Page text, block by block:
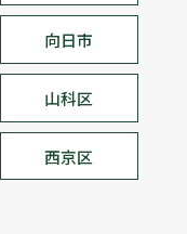
向日市
山科区
西京区